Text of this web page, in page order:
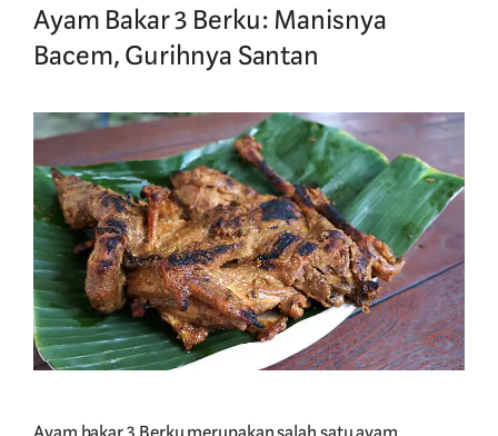
Ayam Bakar 3 Berku: Manisnya
Bacem, Gurihnya Santan